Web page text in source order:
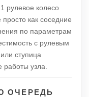
рулевое колесо
как соседние
по параметрам
с рулевым
ступица
узла.
ОЧЕРЕДЬ